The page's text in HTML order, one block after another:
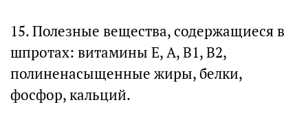
15. Полезные вещества, содержащиеся в
шпротах: витамины Е, А, В1, В2,
полиненасыщенные жиры, белки,
фосфор, кальций.